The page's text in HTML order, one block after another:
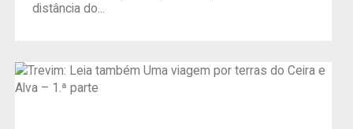
distância do...